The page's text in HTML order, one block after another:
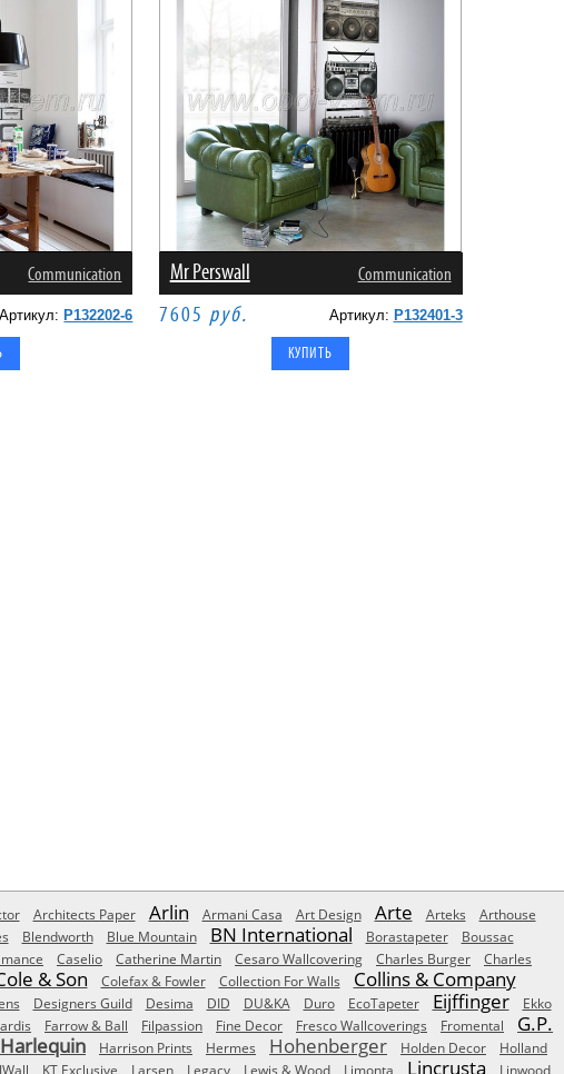
Communication
Артикул: P132202-6
Mr Perswall Communication
7605 руб. Артикул: P132401-3
Architects Paper Arlin Armani Casa Art Design Arte Arteks
Arthouse
Blendworth Blue Mountain BN International Borastapeter
Boussac
Caselio Catherine Martin Cesaro Wallcovering Charles Burger
Charles
& Son Colefax & Fowler Collection For Walls Collins & Company
Designers Guild Desima DID DU&KA Duro EcoTapeter Eijffinger
Ekko
Farrow & Ball Filpassion Fine Decor Fresco Wallcoverings Fromental
G.P.
Harlequin Harrison Prints Hermes Hohenberger Holden Decor
Holland
JWall KT Exclusive Larsen Legacy Lewis & Wood Limonta Lincrusta Linwood